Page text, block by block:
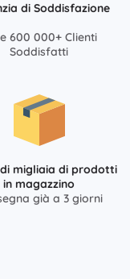
di Soddisfazione
600 000+ Clienti
Soddisfatti
di migliaia di prodotti
in magazzino
già a 3 giorni